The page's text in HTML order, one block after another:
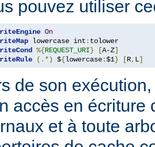
pouvez utiliser
On
lowercase int :
%{REQUEST_URI} [A-Z]
(.*) ${lowercase:$1} [R, L]
de son
accès en écriture
et à toute